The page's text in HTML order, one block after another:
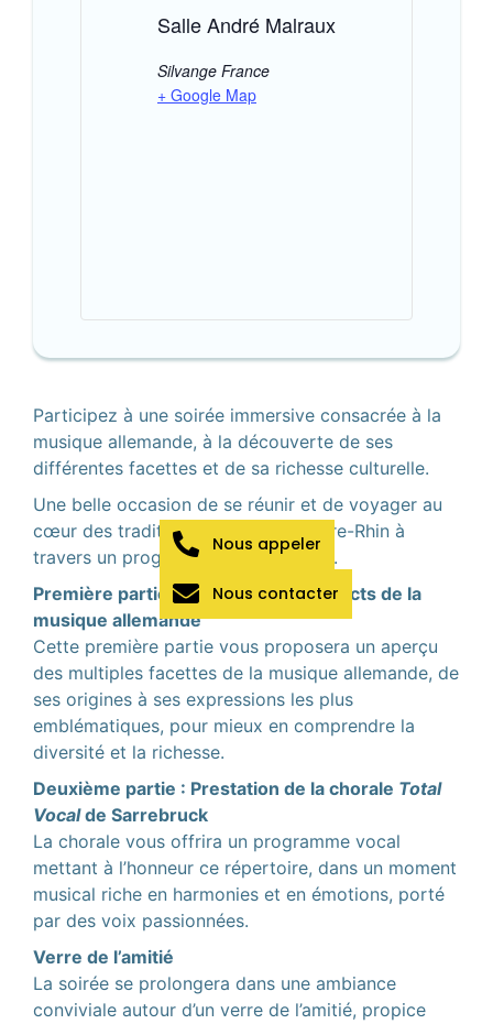
Salle André Malraux
Silvange France
+ Google Map
Participez à une soirée immersive consacrée à la
musique allemande, à la découverte de ses
différentes facettes et de sa richesse culturelle.
Une belle occasion de se réunir et de voyager au
cœur des traditions musicales d’outre-Rhin à
travers un programme riche et varié.
Première partie : Les différents aspects de la
musique allemande
Cette première partie vous proposera un aperçu
des multiples facettes de la musique allemande, de
ses origines à ses expressions les plus
emblématiques, pour mieux en comprendre la
diversité et la richesse.
Deuxième partie : Prestation de la chorale Total
Vocalde Sarrebruck
La chorale vous offrira un programme vocal
mettant à l’honneur ce répertoire, dans un moment
musical riche en harmonies et en émotions, porté
par des voix passionnées.
Verre de l’amitié
La soirée se prolongera dans une ambiance
conviviale autour d’un verre de l’amitié, propice
Nous appeler
Nous contacter